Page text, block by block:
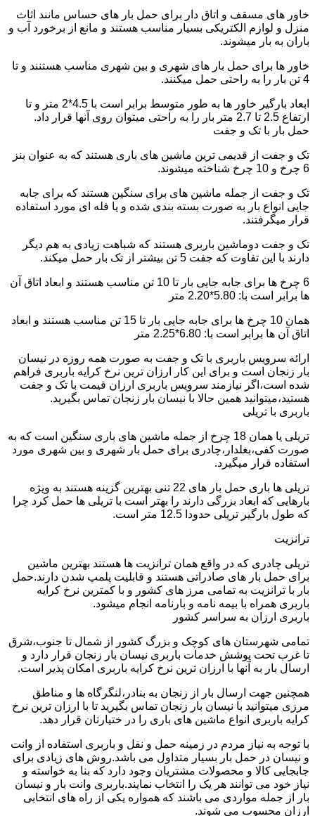
خاور های مسقف و اتاق دار برای حمل بار های حساس مانند اثاث
منزل و لوازم الکتریکی بسیار مناسب هستند و مانع از برخورد آب و
باران به بار میشوند.
خاور ها برای حمل بار های شهری و بین شهری مناسب هستنند و تا
4 تن بار را به راحتی حمل میکنند.
ابعاد بارگیر خاور ها به طور متوسط برابر است با 4.5*2 متر و تا
ارتفاع 2.5 تا 2.7 متر بار را به راحتی میتوان روی آنها قرار داد.
حمل بار با تک و جفت
تک و جفت از قدیمی ترین ماشین های باری هستند که به عنوان بنز
6 چرخ و 10 چرخ شناخته میشوند.
تک و جفت از جمله ماشین های برای سنگین هستند که برای جابه
جایی انواع بار به صورت بسته بندی شده و یا فله ای مورد استفاده
قرار میگرفتند.
تک و جفت دوماشین باربری هستند که شباهت زیادی به هم دیگر
دارند با این تفاوت که جفت 5 تن بیشتر از تک بار حمل میکند.
6 چرخ ها برای جابه جایی بار تا 10 تن مناسب هستند و ابعاد اتاق آن
ها برابر است با: 5.80*2.20 متر
همان 10 چرخ ها برای جابه جایی بار تا 15 تن مناسب هستند و ابعاد
اتاق آن ها برابر است با: 6.80*2.25 متر
ارائه سرویس باربری با تک و جفت به صورت همه روزه در نیسان
بار زنجان است و برای این کار ارزان ترین نرخ کرایه باربری فراهم
شده است،اگر نیازمند سرویس باربری ارزان قیمت با تک و جفت
هستید،میتوانید همین حالا با نیسان بار زنجان تماس بگیرید.
باربری با تریلی
تریلی یا همان 18 چرخ از جمله ماشین های باری سنگین است که به
صورت کفی،بغلدار،چادری برای حمل بار شهری و بین شهری مورد
استفاده قرار میگیرد.
تریلی ها باری حمل بار های 22 تنی بهترین گزینه هستند به ویژه
بارهایی که ابعاد بزرگی دارند را بهتر است با تریلی ها حمل کرد چرا
که طول بارگیر تریلی حدودا 12.5 متر است.
ترانزیت
تریلی چادری که در واقع همان ترانزیت ها هستند بهترین ماشین
برای حمل بار های صادراتی هستند و قابلیت پلمپ شدن دارند.حمل
بار با ترانزیت به تمامی مرز های کشور و با کمترین نرخ کرایه
باربری همراه با بیمه نامه و بارنامه انجام میشود.
باربری ارزان به سراسر کشور
تمامی شهرستان های کوچک و بزرگ کشور از شمال تا جنوب،شرق
تا غرب تحت پوشش خدمات باربری نیسان بار زنجان قرار دارد و
ارسال بار به آنها با ارزان ترین نرخ کرایه باربری امکان پذیر است.
همچنین جهت ارسال بار از زنجان به بنادر،لنگرگاه ها و مناطق
مرزی میتوانید با نیسان بار زنجان تماس بگیرید تا با ارزان ترین نرخ
کرایه باربری انواع ماشین های باری را در ختیارتان قرار دهد.
با توجه به نیاز مردم در زمینه حمل و نقل و باربری استفاده از وانت
و نیسان در حمل بار بسیار متداول می باشد.روش های زیادی برای
جابجایی کالا و محصولات مشتریان وجود دارد که بنا به خواسته و
نیاز خود می توانند هر یک را انتخاب نمایند.باربری وانت بار و نیسان
بار از جمله مواردی می باشند که همواره یکی از راه های انتخابی
ارزان محسوب می شوند.